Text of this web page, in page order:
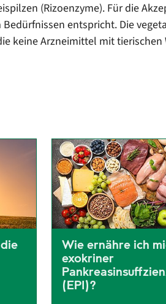
(Rizoenzyme). Für die
entspricht. Die
keine Arzneimittel mit
Petra Deuker über den
Wie ernähre ich
exokriner
(EPI)?